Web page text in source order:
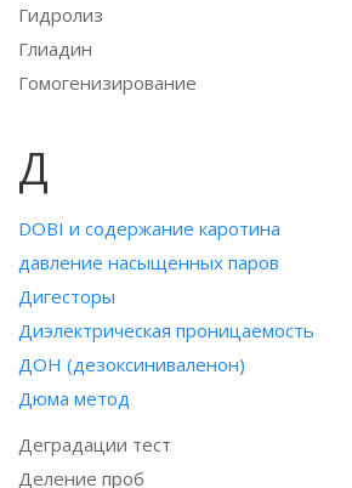
Гидролиз
Глиадин
Гомогенизирование
Д
DOBI и содержание каротина
давление насыщенных паров
Дигесторы
Диэлектрическая проницаемость
ДОН (дезоксиниваленон)
Дюма метод
Деградации тест
Деление проб